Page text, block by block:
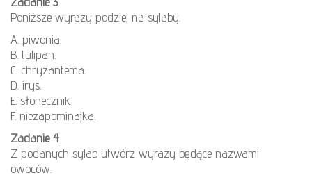
Poniższe wyrazy podziel na sylaby.
A. piwonia.
B. tulipan.
C. chryzantema.
D. irys.
E. słonecznik.
F. niezapominajka.
Zadanie 4
Z podanych sylab utwórz wyrazy będące nazwami
owoców.